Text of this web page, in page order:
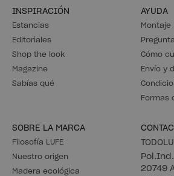
INSPIRACIÓN
Estancias
Editoriales
Shop the look
Magazine
Sabías qué
AYUDA
Montaje
Cómo
Envío y
Formas
SOBRE LA MARCA
Filosofía LUFE
Nuestro origen
Madera ecológica
20749